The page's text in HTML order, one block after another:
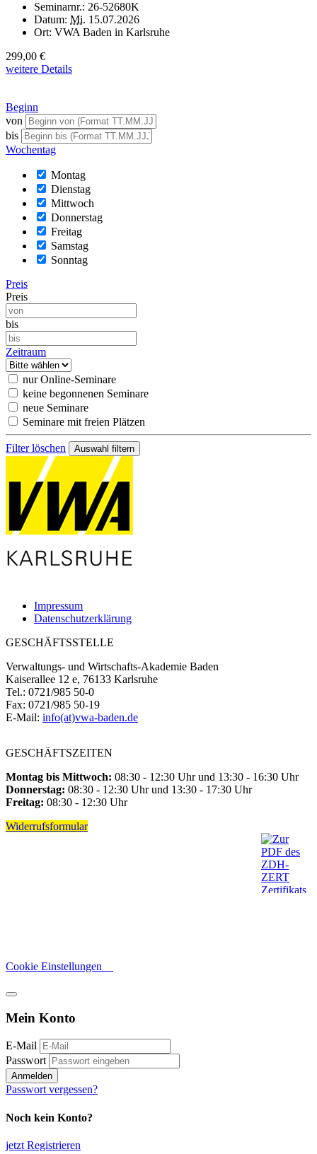
Seminarnr.: 26-52680K
Datum: Mi. 15.07.2026
Ort: VWA Baden in Karlsruhe
299,00 €
weitere Details
Beginn
von
bis
Wochentag
Montag
Dienstag
Mittwoch
Donnerstag
Freitag
Samstag
Sonntag
Preis
Preis
bis
Zeitraum
nur Online-Seminare
keine begonnenen Seminare
neue Seminare
Seminare mit freien Plätzen
Filter löschen
Impressum
Datenschutzerklärung
GESCHÄFTSSTELLE
Verwaltungs- und Wirtschafts-Akademie Baden
Kaiserallee 12 e, 76133 Karlsruhe
Tel.: 0721/985 50-0
Fax: 0721/985 50-19
E-Mail: info(at)vwa-baden.de
GESCHÄFTSZEITEN
Montag bis Mittwoch: 08:30 - 12:30 Uhr und 13:30 - 16:30 Uhr
Donnerstag: 08:30 - 12:30 Uhr und 13:30 - 17:30 Uhr
Freitag: 08:30 - 12:30 Uhr
Widerrufsformular
Cookie Einstellungen
Mein Konto
E-Mail
Passwort
Anmelden
Passwort vergessen?
Noch kein Konto?
jetzt Registrieren